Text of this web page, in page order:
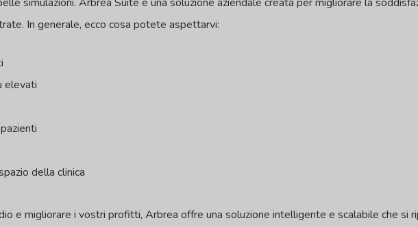
In generale, ecco cosa potete aspettarvi:
elevati
della clinica
e migliorare i vostri profitti, Arbrea offre una soluzione intelligente e scalabile che si